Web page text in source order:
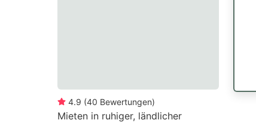
4.9 (40 Bewertungen)
Mieten in ruhiger, ländlicher